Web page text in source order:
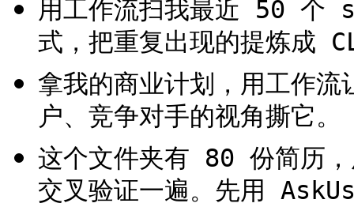
用工作流扫我最近 50 个
式，把重复出现的提炼成
拿我的商业计划，用工作
户、竞争对手的视角撕它。
这个文件夹有 80 份简历
交叉验证一遍。先用